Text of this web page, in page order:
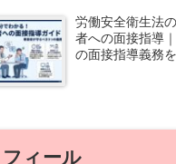
労働安全衛生法
者への面接指導
の面接指導義務
ィール